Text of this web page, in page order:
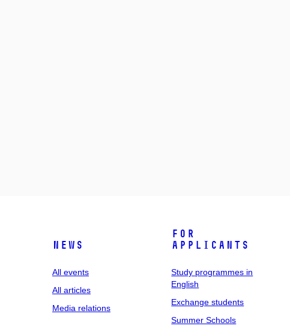
News
All events
All articles
Media relations
For
applicants
Study programmes in
English
Exchange students
Summer Schools